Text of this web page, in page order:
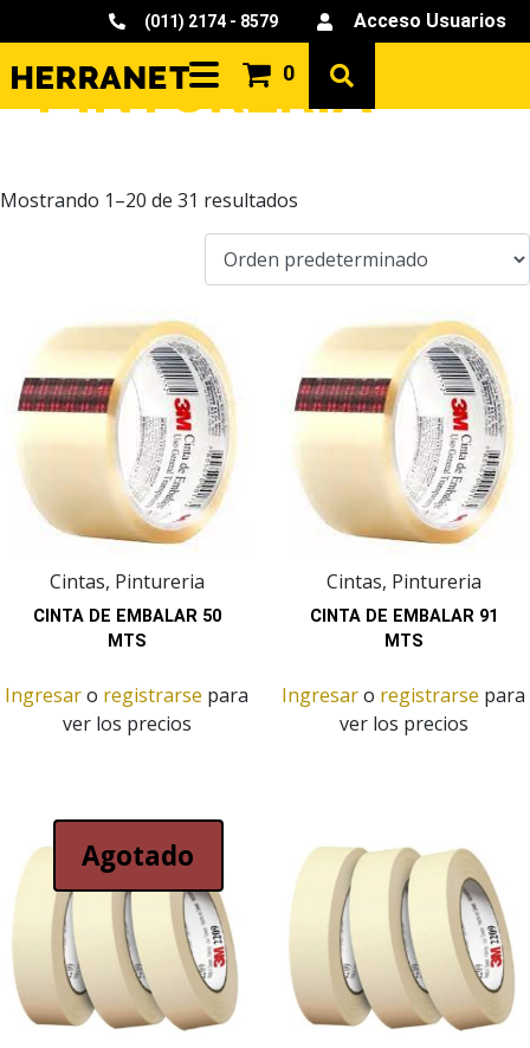
(011) 2174 - 8579 Acceso Usuarios
0
PINTURERIA
Mostrando 1–20 de 31 resultados
Cintas, Pintureria
CINTA DE EMBALAR 50
MTS
Ingresaro registrarse para
ver los precios
Cintas, Pintureria
CINTA DE EMBALAR 91
MTS
Ingresaro registrarse para
ver los precios
Agotado